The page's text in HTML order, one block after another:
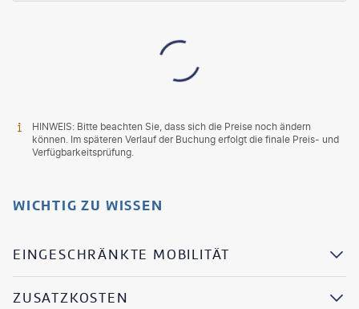
HINWEIS: Bitte beachten Sie, dass sich die Preise noch ändern
können. Im späteren Verlauf der Buchung erfolgt die finale Preis- und
Verfügbarkeitsprüfung.
WICHTIG ZU WISSEN
EINGESCHRÄNKTE MOBILITÄT
ZUSATZKOSTEN